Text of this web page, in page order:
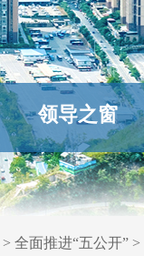
领导之窗
> 全面推进“五公开” >